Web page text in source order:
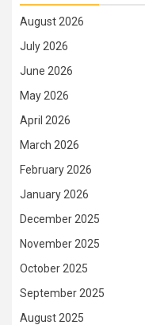
August 2026
July 2026
June 2026
May 2026
April 2026
March 2026
February 2026
January 2026
December 2025
November 2025
October 2025
September 2025
August 2025